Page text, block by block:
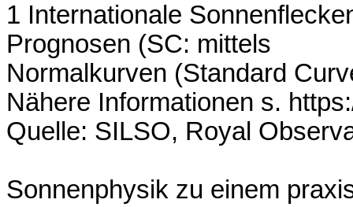
1 Internationale
Prognosen (SC: mittels
Normalkurven (Standard
Nähere Informationen s.
Quelle: SILSO, Royal
Sonnenphysik zu einem